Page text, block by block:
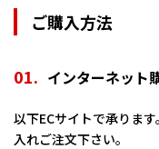
ご購入方法
01. インターネット
以下ECサイトで承りま
入れご注文下さい。